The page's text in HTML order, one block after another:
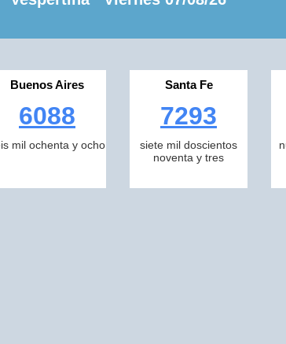
Buenos Aires
6088
mil ochenta y ocho
Santa Fe
7293
siete mil doscientos
noventa y tres